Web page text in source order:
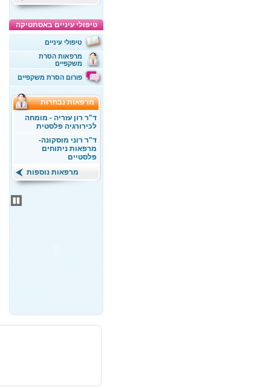
טיפולי עיניים באסתטיקה
טיפולי עיניים
מרפאות הסרת
משקפיים
פורום הסרת משקפיים
מרפאות נבחרות
ד"ר רון עזריה - מומחה
לכירורגיה פלסטית
ד"ר רוני מוסקונה-
מרפאות ניתוחים
פלסטיים
מרפאות נוספות